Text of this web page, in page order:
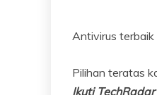
Antivirus terbaik
Pilihan teratas
Ikuti